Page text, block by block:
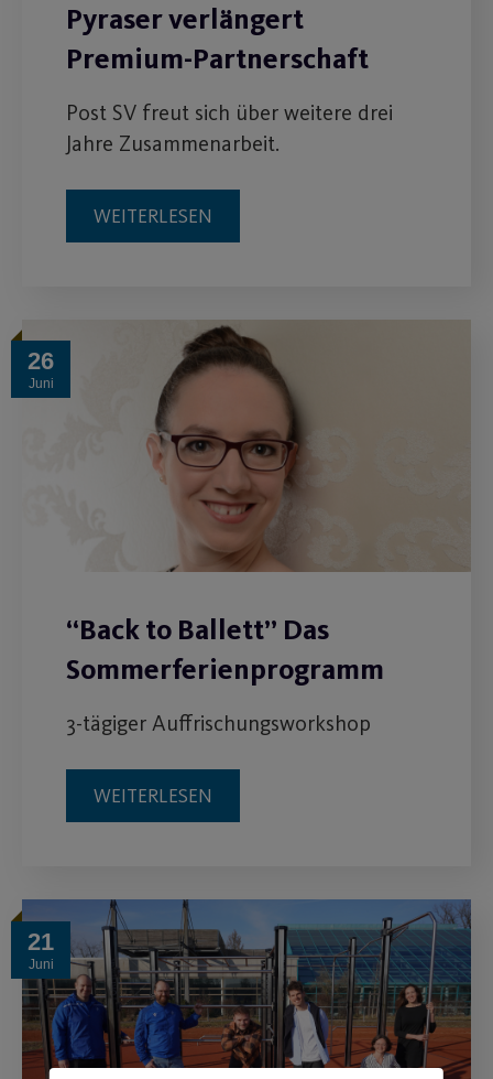
Pyraser verlängert
Premium-Partnerschaft
Post SV freut sich über weitere drei
Jahre Zusammenarbeit.
WEITERLESEN
26
Juni
“Back to Ballett” Das
Sommerferienprogramm
3-tägiger Auffrischungsworkshop
WEITERLESEN
21
Juni